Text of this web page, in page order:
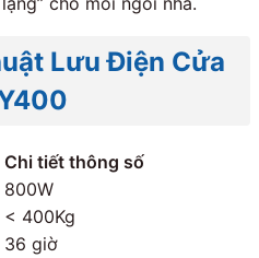
Lưu Điện Cửa
Chi tiết thông số
800W
< 400Kg
36 giờ